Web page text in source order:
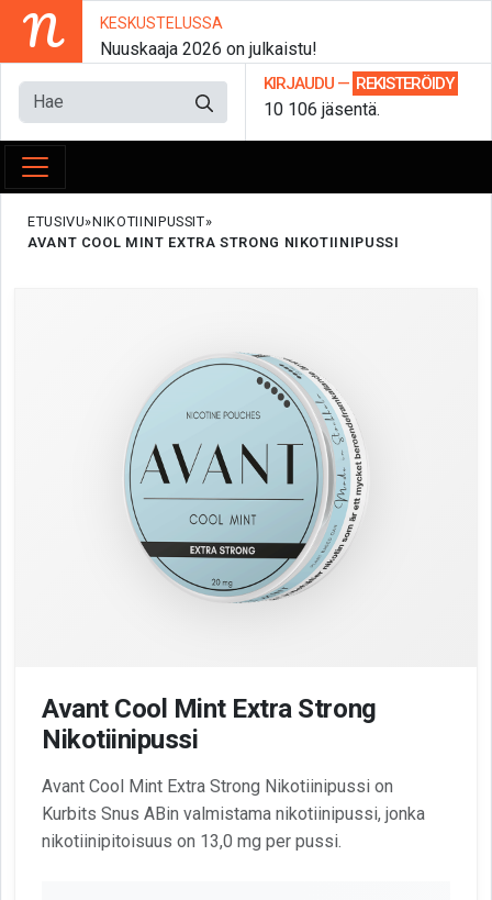
N KESKUSTELUSSA
Nuuskaaja 2026 on julkaistu!
KIRJAUDU — REKISTERÖIDY
10 106 jäsentä.
ETUSIVU NIKOTIINIPUSSIT
AVANT COOL MINT EXTRA STRONG NIKOTIINIPUSSI
Avant Cool Mint Extra Strong
Nikotiinipussi
Avant Cool Mint Extra Strong Nikotiinipussi on
Kurbits Snus ABin valmistama nikotiinipussi, jonka
nikotiinipitoisuus on 13,0 mg per pussi.